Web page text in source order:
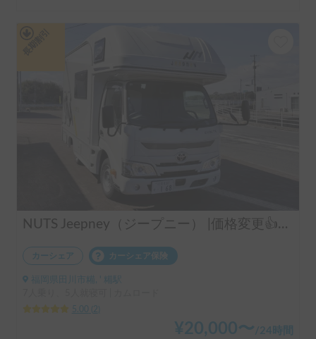
NUTS Jeepney（ジープニー） |価格変更👍コンパクトで運転しやすい🚐
カーシェア カーシェア保険
5.00
2
¥20,000〜/24時間